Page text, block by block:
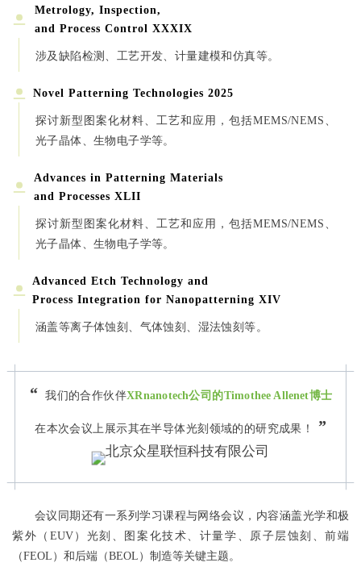
Metrology, Inspection,
and Process Control XXXIX
涉及缺陷检测、工艺开发、计量建模和仿真等。
Novel Patterning Technologies 2025
探讨新型图案化材料、工艺和应用，包括MEMS/NEMS、
光子晶体、生物电子学等。
Advances in Patterning Materials
and Processes XLII
探讨新型图案化材料、工艺和应用，包括MEMS/NEMS、
光子晶体、生物电子学等。
Advanced Etch Technology and
Process Integration for Nanopatterning XIV
涵盖等离子体蚀刻、气体蚀刻、湿法蚀刻等。
“我们的合作伙伴XRnanotech公司的Timothee Allenet博士
在本次会议上展示其在半导体光刻领域的的研究成果！ ”
会议同期还有一系列学习课程与网络会议，内容涵盖光学和极
紫外（EUV）光刻、图案化技术、计量学、原子层蚀刻、前端
（FEOL）和后端（BEOL）制造等关键主题。